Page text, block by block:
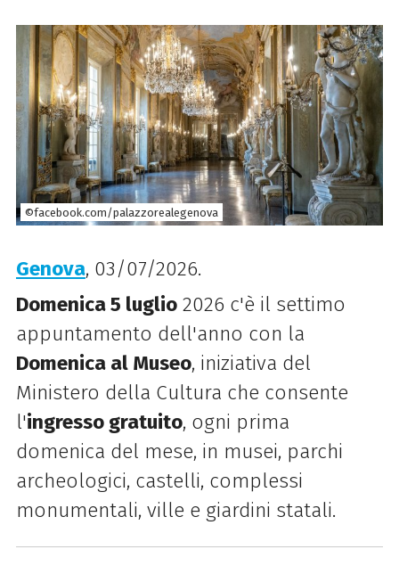
©facebook.com/palazzorealegenova
Genova, 03/07/2026.
Domenica 5 luglio2026 c'è il settimo
appuntamento dell'anno con la
Domenica al Museo, iniziativa del
Ministero della Cultura che consente
l'ingresso gratuito, ogni prima
domenica del mese, in musei, parchi
archeologici, castelli, complessi
monumentali, ville e giardini statali.